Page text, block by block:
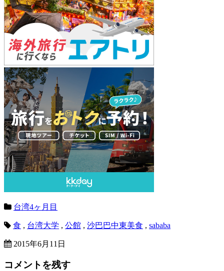
台湾4ヶ月目
食 , 台湾大学 , 公館 , 沙巴巴中東美食 , sababa
2015年6月11日
コメントを残す